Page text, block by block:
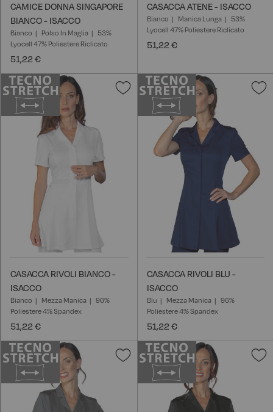
CAMICE DONNA SINGAPORE
BIANCO - ISACCO
Bianco Polso In Maglia
53%
Lyocell 47% Poliestere Riclicato
51,22 €
CASACCA ATENE - ISACCO
Bianco Manica Lunga
53%
Lyocell 47% Poliestere Riclicato
51,22 €
Aggiungi
desideri
CASACCA RIVOLI BIANCO -
ISACCO
Bianco Mezza Manica
96%
Poliestere 4% Spandex
51,22 €
CASACCA RIVOLI BLU -
ISACCO
Blu Mezza Manica
96%
Poliestere 4% Spandex
51,22 €
Aggiungi
desideri